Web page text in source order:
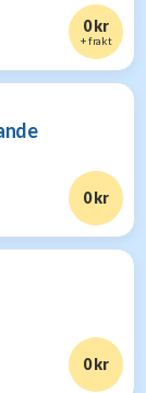
0 kr
+ frakt
0 kr
0 kr